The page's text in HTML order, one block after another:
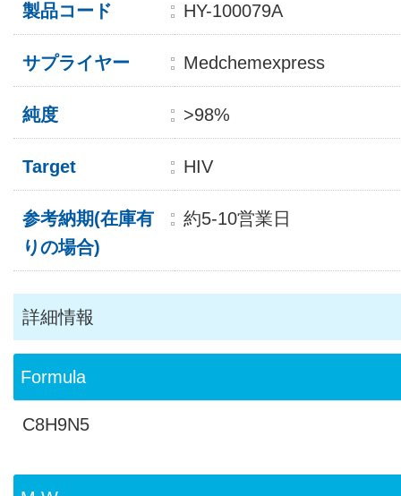
製品コード HY-100079A
サプライヤー Medchemexpress
純度 >98%
Target HIV
参考納期(在庫有
りの場合)
約5-10営業日
詳細情報
Formula
C8H9N5